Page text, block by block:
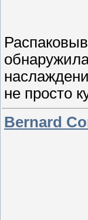
не просто
Bernard